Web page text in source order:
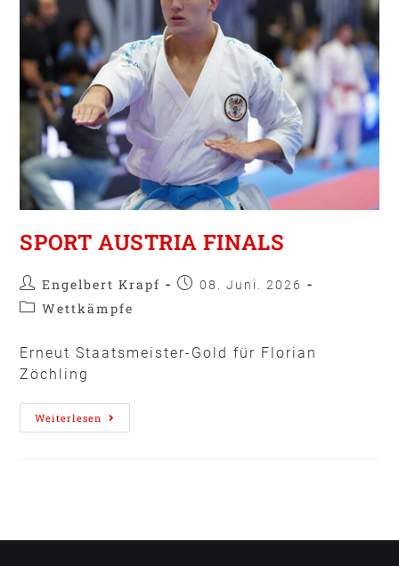
SPORT AUSTRIA FINALS
Engelbert Krapf 08. Juni. 2026
Wettkämpfe
Erneut Staatsmeister-Gold für Florian
Zöchling
Weiterlesen